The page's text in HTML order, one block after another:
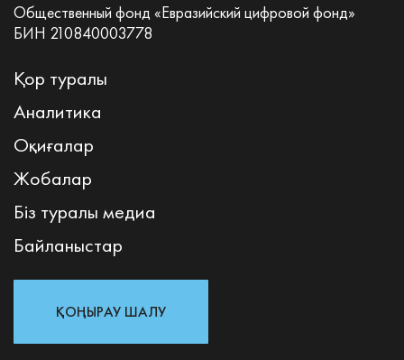
Общественный фонд «Евразийский цифровой фонд»
БИН 210840003778
Қор туралы
Аналитика
Оқиғалар
Жобалар
Біз туралы медиа
Байланыстар
ҚОҢЫРАУ ШАЛУ